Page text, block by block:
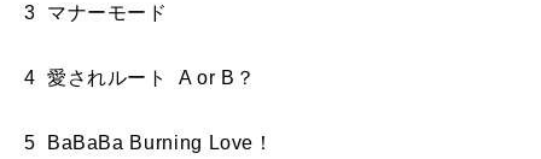
3 マナーモード
4 愛されルート A or B？
5 BaBaBa Burning Love！